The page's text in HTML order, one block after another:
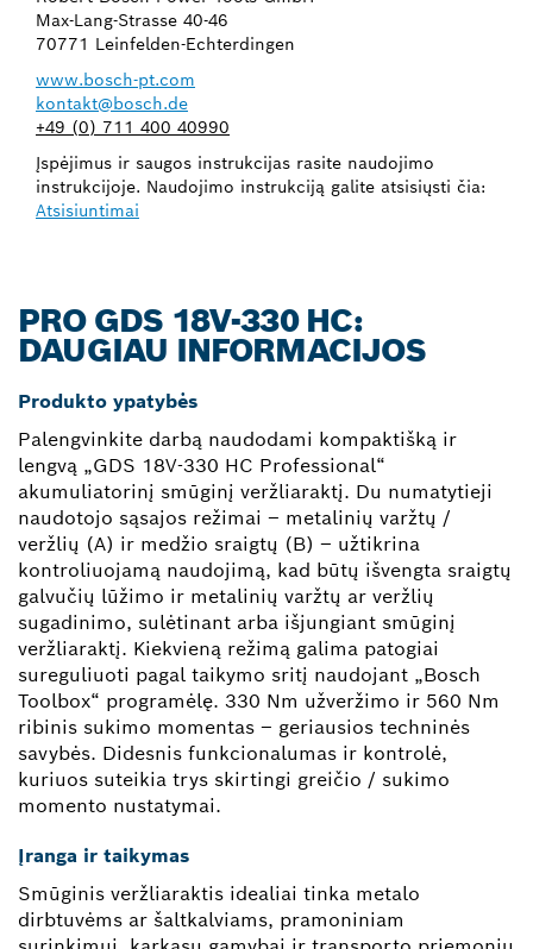
Max-Lang-Strasse 40-46
70771 Leinfelden-Echterdingen
www.bosch-pt.com
kontakt@bosch.de
+49 (0) 711 400 40990
Įspėjimus ir saugos instrukcijas rasite naudojimo
instrukcijoje. Naudojimo instrukciją galite atsisiųsti čia:
Atsisiuntimai
PRO GDS 18V-330 HC:
DAUGIAU INFORMACIJOS
Produkto ypatybės
Palengvinkite darbą naudodami kompaktišką ir
lengvą „GDS 18V-330 HC Professional“
akumuliatorinį smūginį veržliaraktį. Du numatytieji
naudotojo sąsajos režimai – metalinių varžtų /
veržlių (A) ir medžio sraigtų (B) – užtikrina
kontroliuojamą naudojimą, kad būtų išvengta sraigtų
galvučių lūžimo ir metalinių varžtų ar veržlių
sugadinimo, sulėtinant arba išjungiant smūginį
veržliaraktį. Kiekvieną režimą galima patogiai
sureguliuoti pagal taikymo sritį naudojant „Bosch
Toolbox“ programėlę. 330 Nm užveržimo ir 560 Nm
ribinis sukimo momentas – geriausios techninės
savybės. Didesnis funkcionalumas ir kontrolė,
kuriuos suteikia trys skirtingi greičio / sukimo
momento nustatymai.
Įranga ir taikymas
Smūginis veržliaraktis idealiai tinka metalo
dirbtuvėms ar šaltkalviams, pramoniniam